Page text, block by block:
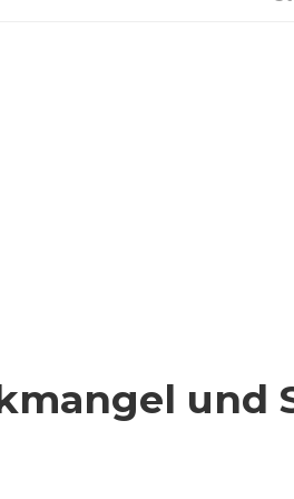
und